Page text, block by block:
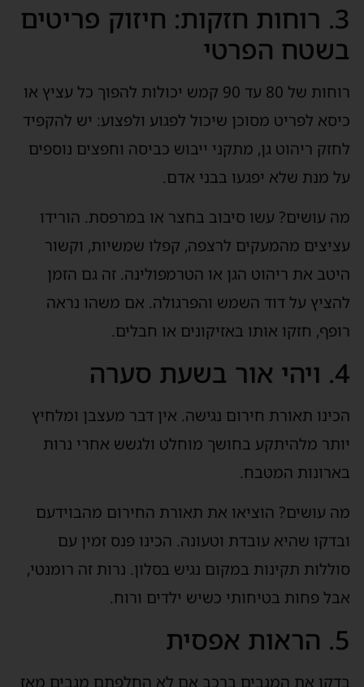
3. רוחות חזקות: חיזוק פריטים
בשטח הפרטי
רוחות של 80 עד 90 קמש יכולות להפוך כל עציץ או
כיסא לפריט מסוכן שיכול לפגוע ולפצוע: יש להקפיד
לחזק ריהוט גן, מתקני ייבוש כביסה וחפצים נוספים
על מנת שלא יפגעו בבני אדם.
מה עושים? עשו סיבוב בחצר או במרפסת. הורידו
עציצים מהמעקים לרצפה, קפלו שמשיות, וקשור
היטב את ריהוט הגן או הטרמפולינה. זה גם הזמן
להציץ על דוד השמש והפרגולה. אם משהו נראה
רופף, חזקו אותו באזיקונים או חבלים.
4. ויהי אור בשעת סערה
הכינו תאורת חירום נגישה. אין דבר מעצבן ומלחיץ
יותר מלהיתקע בחושך מוחלט ולגשש אחרי נרות
בארונות המטבח.
מה עושים? הוציאו את תאורת החירום מהבוידעם
ובדקו שהיא עובדת וטעונה. הכינו פנס זמין עם
סוללות תקינות במקום נגיש בסלון. נרות זה רומנטי,
אבל פחות בטיחותי כשיש ילדים ורוח.
5. הראות אפסית
בדקו את המגבים ברכב אם לא החלפתם מגבים מאז